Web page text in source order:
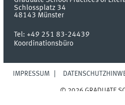
Schlossplatz 34
48143 Münster
Tel:+49 251 83-24439
Koordinationsbüro
IMPRESSUM
© 2026 GRADUATE